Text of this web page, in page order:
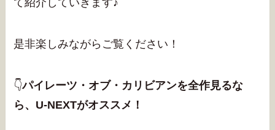
て紹介していきます♪
是非楽しみながらご覧ください！
👇パイレーツ・オブ・カリビアンを全作見るな
ら、U-NEXTがオススメ！